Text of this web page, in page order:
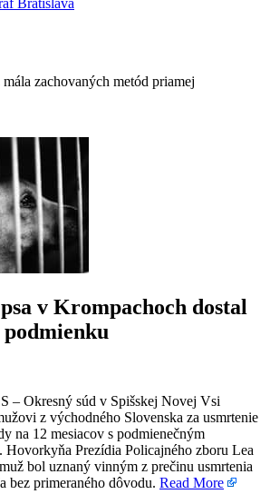
zachovaných metód priamej
v Krompachoch dostal
– Okresný súd v Spišskej Novej Vsi
z východného Slovenska za usmrtenie
na 12 mesiacov s podmienečným
Hovorkyňa Prezídia Policajného zboru Lea
bol uznaný vinným z prečinu usmrtenia
bez primeraného dôvodu. Read More